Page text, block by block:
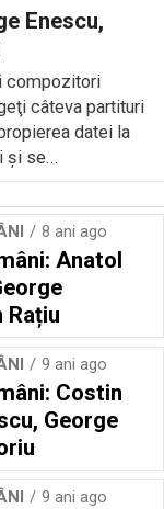
Enescu,
compozitori
câteva partituri
datei la
şi se...
8 ani ago
Anatol
Rațiu
9 ani ago
Costin
George
9 ani ago